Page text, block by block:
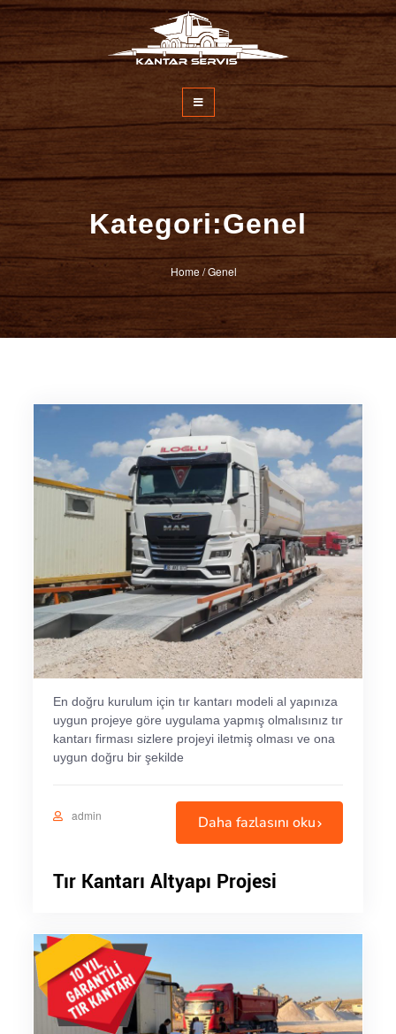
İçeriğe
atla
Kantar Servisi
Kategori:Genel
Home/Genel
En doğru kurulum için tır kantarı modeli al yapınıza
uygun projeye göre uygulama yapmış olmalısınız tır
kantarı firması sizlere projeyi iletmiş olması ve ona
uygun doğru bir şekilde
admin Daha fazlasını oku
Tır Kantarı Altyapı Projesi